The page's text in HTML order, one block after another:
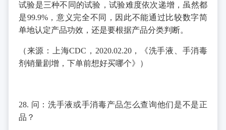
试验是三种不同的试验，试验难度依次递增，虽然都
是99.9%，意义完全不同，因此不能通过比较数字简
单地认定产品功效，还是要根据产品分类判断。
（来源：上海CDC，2020.02.20，《洗手液、手消毒
剂销量剧增，下单前想好买哪个》）
28. 问：洗手液或手消毒产品怎么查询他们是不是正
品？